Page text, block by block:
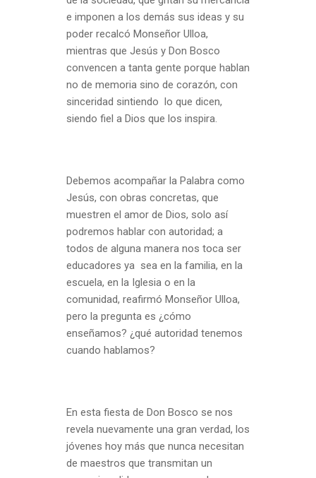
e imponen a los demás sus ideas y su
poder recalcó Monseñor Ulloa,
mientras que Jesús y Don Bosco
convencen a tanta gente porque hablan
no de memoria sino de corazón, con
sinceridad sintiendo lo que dicen,
siendo fiel a Dios que los inspira.
Debemos acompañar la Palabra como
Jesús, con obras concretas, que
muestren el amor de Dios, solo así
podremos hablar con autoridad; a
todos de alguna manera nos toca ser
educadores ya sea en la familia, en la
escuela, en la Iglesia o en la
comunidad, reafirmó Monseñor Ulloa,
pero la pregunta es ¿cómo
enseñamos? ¿qué autoridad tenemos
cuando hablamos?
En esta fiesta de Don Bosco se nos
revela nuevamente una gran verdad, los
jóvenes hoy más que nunca necesitan
de maestros que transmitan un